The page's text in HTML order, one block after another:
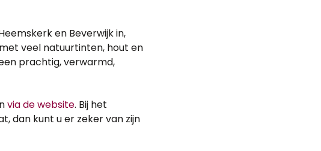
en Beverwijk in,
veel natuurtinten, hout en
prachtig, verwarmd,
via de website. Bij het
dan kunt u er zeker van zijn